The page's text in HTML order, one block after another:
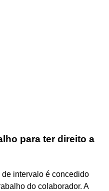
para ter direito a
intervalo é concedido
do colaborador. A